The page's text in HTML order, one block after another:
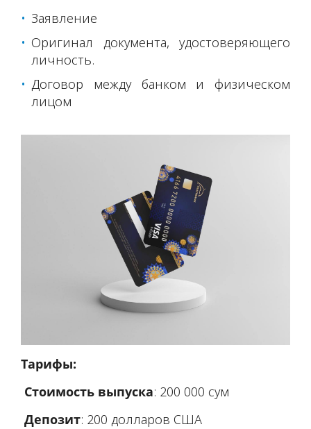
Заявление
Оригинал документа, удостоверяющего
личность.
Договор между банком и физическом
лицом
Тарифы:
Стоимость выпуска: 200 000 сум
Депозит: 200 долларов США